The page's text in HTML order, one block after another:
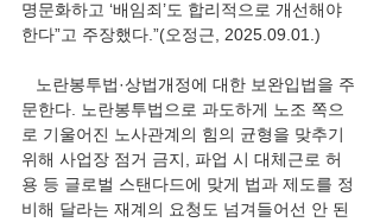
명문화하고 ‘배임죄’도 합리적으로 개선해야
한다”고 주장했다.”(오정근, 2025.09.01.)
노란봉투법·상법개정에 대한 보완입법을 주
문한다. 노란봉투법으로 과도하게 노조 쪽으
로 기울어진 노사관계의 힘의 균형을 맞추기
위해 사업장 점거 금지, 파업 시 대체근로 허
용 등 글로벌 스탠다드에 맞게 법과 제도를 정
비해 달라는 재계의 요청도 넘겨들어선 안 된